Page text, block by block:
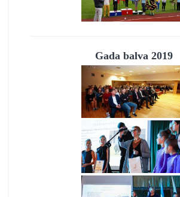
Gada balva 2019